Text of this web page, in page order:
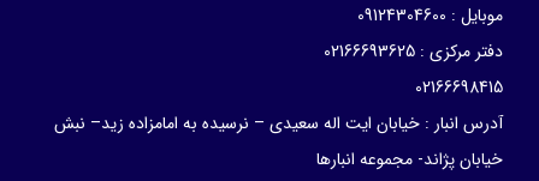
موبایل : 09124304600
دفتر مرکزی : 02166693625
02166698415
آدرس انبار : خیابان ایت اله سعیدی – نرسیده به امامزاده زید– نبش
خیابان پژاند- مجموعه انبارها